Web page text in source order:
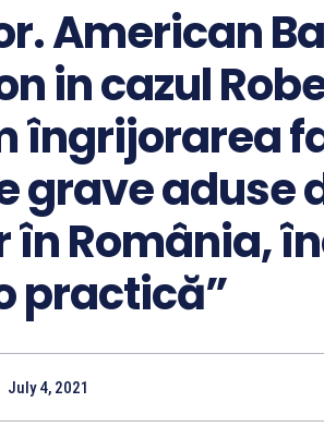
American
in cazul
îngrijorarea
grave aduse
România,
practică”
July 4, 2021